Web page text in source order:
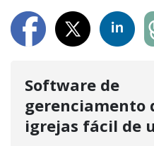
Software de
gerenciamento
igrejas fácil de